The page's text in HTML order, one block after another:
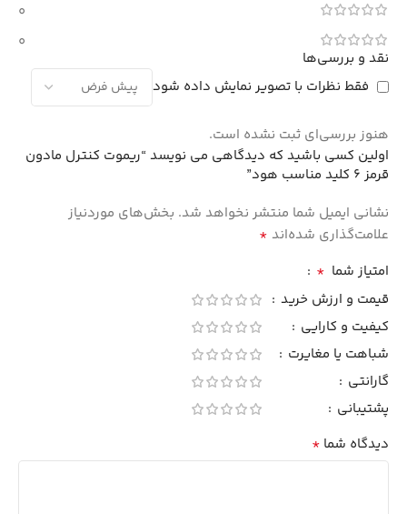
0
0
نقد و بررسی‌ها
فقط نظرات با تصویر نمایش داده شود
هنوز بررسی‌ای ثبت نشده است.
اولین کسی باشید که دیدگاهی می نویسد “ریموت کنترل مادون
قرمز 6 کلید مناسب هود”
نشانی ایمیل شما منتشر نخواهد شد. بخش‌های موردنیاز
علامت‌گذاری شده‌اند *
امتیاز شما *
قیمت و ارزش خرید
کیفیت و کارایی
شباهت یا مغایرت
گارانتی
پشتیبانی
دیدگاه شما *